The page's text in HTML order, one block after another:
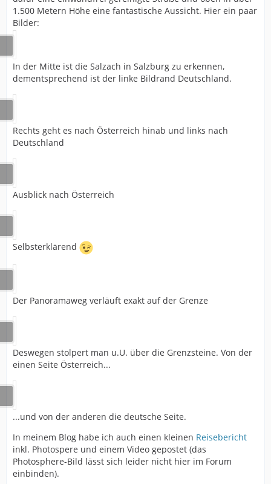
1.500 Metern Höhe eine fantastische Aussicht. Hier ein paar
Bilder:
In der Mitte ist die Salzach in Salzburg zu erkennen,
dementsprechend ist der linke Bildrand Deutschland.
Rechts geht es nach Österreich hinab und links nach
Deutschland
Ausblick nach Österreich
Selbsterklärend
Der Panoramaweg verläuft exakt auf der Grenze
Deswegen stolpert man u.U. über die Grenzsteine. Von der
einen Seite Österreich...
...und von der anderen die deutsche Seite.
In meinem Blog habe ich auch einen kleinen Reisebericht
inkl. Photospere und einem Video gepostet (das
Photosphere-Bild lässt sich leider nicht hier im Forum
einbinden).